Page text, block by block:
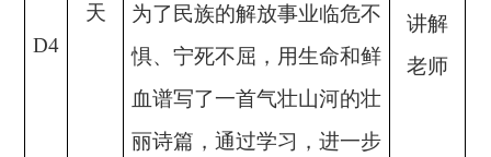
D4
天
为了民族的解放事业临危不
惧、宁死不屈，用生命和鲜
血谱写了一首气壮山河的壮
丽诗篇，通过学习，进一步
讲解
老师